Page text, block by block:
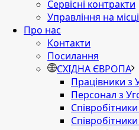
Сервісні контракти
Управління на місці
Про нас
Контакти
Посилання
СХІДНА ЄВРОПА
Працівники з
Персонал з
Співробітники
Співробітники